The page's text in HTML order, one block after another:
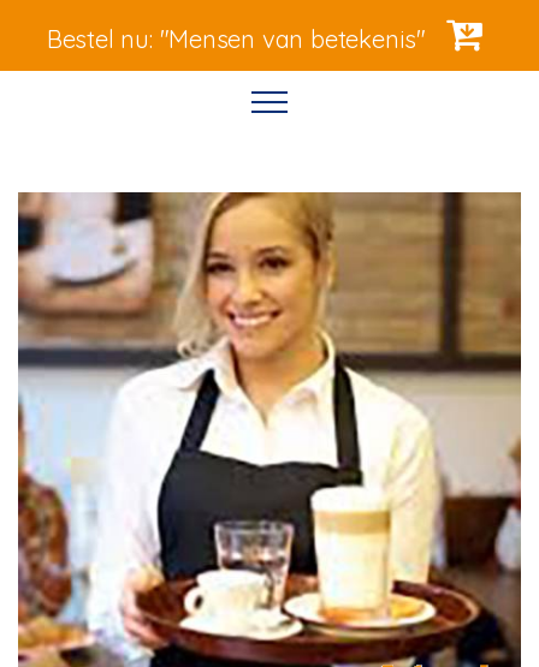
Bestel nu: "Mensen van betekenis"